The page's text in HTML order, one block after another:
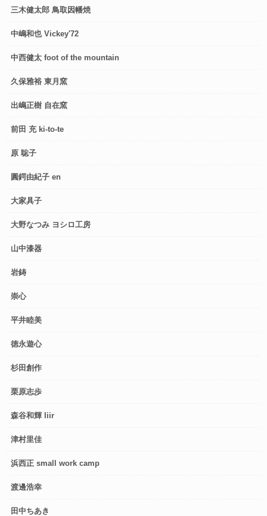
三木健太郎 鳥取因幡焼
中嶋和也 Vickey'72
中西健太 foot of the mountain
久保雅裕 東月窯
出嶋正樹 自在窯
前田 充 ki-to-te
原 聡子
圓鍔由紀子 en
大家具子
大野なつみ ヨシロ工房
山中漆器
岩鋳
崇心
平井睦美
徳永遊心
杉田創作
栗原志歩
森谷和輝 liir
津村里佳
浜西正 small work camp
渡邊浩幸
田中ちあき